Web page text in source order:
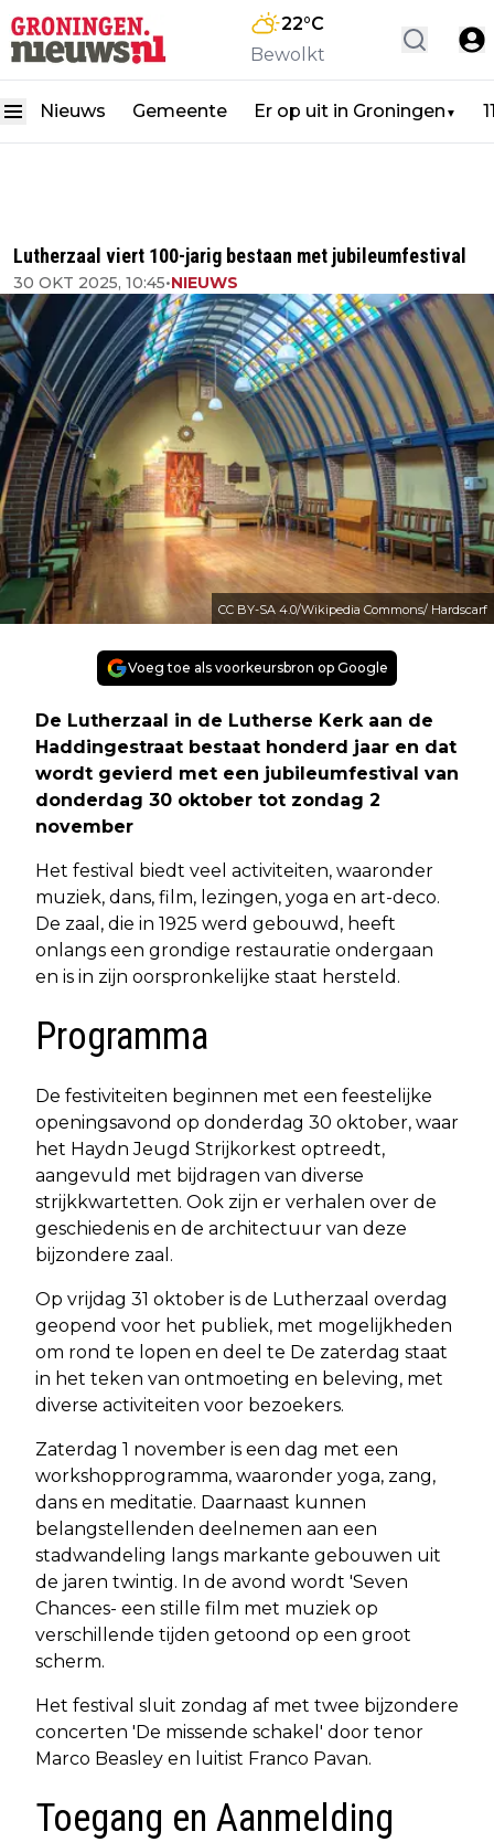
22°C
Bewolkt
Nieuws Gemeente Er op uit in Groningen ▼
Lutherzaal viert 100-jarig bestaan met jubileumfestival
30 OKT 2025, 10:45•NIEUWS
CC BY-SA 4.0/Wikipedia Commons/ Hardscarf
Voeg toe als voorkeursbron op Google
De Lutherzaal in de Lutherse Kerk aan de
Haddingestraat bestaat honderd jaar en dat
wordt gevierd met een jubileumfestival van
donderdag 30 oktober tot zondag 2
november
Het festival biedt veel activiteiten, waaronder
muziek, dans, film, lezingen, yoga en art-deco.
De zaal, die in 1925 werd gebouwd, heeft
onlangs een grondige restauratie ondergaan
en is in zijn oorspronkelijke staat hersteld.
Programma
De festiviteiten beginnen met een feestelijke
openingsavond op donderdag 30 oktober, waar
het Haydn Jeugd Strijkorkest optreedt,
aangevuld met bijdragen van diverse
strijkkwartetten. Ook zijn er verhalen over de
geschiedenis en de architectuur van deze
bijzondere zaal.
Op vrijdag 31 oktober is de Lutherzaal overdag
geopend voor het publiek, met mogelijkheden
om rond te lopen en deel te De zaterdag staat
in het teken van ontmoeting en beleving, met
diverse activiteiten voor bezoekers.
Zaterdag 1 november is een dag met een
workshopprogramma, waaronder yoga, zang,
dans en meditatie. Daarnaast kunnen
belangstellenden deelnemen aan een
stadwandeling langs markante gebouwen uit
de jaren twintig. In de avond wordt 'Seven
Chances- een stille film met muziek op
verschillende tijden getoond op een groot
scherm.
Het festival sluit zondag af met twee bijzondere
concerten 'De missende schakel' door tenor
Marco Beasley en luitist Franco Pavan.
Toegang en Aanmelding